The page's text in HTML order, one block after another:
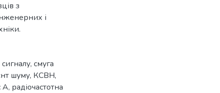
з
і
, смуга
шуму, КСВН,
А, радіочастотна